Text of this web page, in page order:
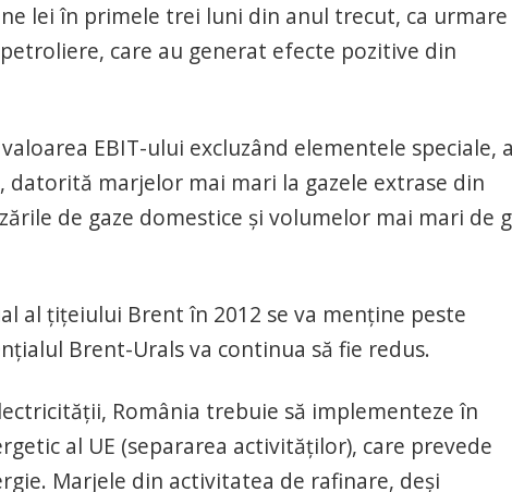
lei în primele trei luni din anul trecut, ca urmare
care au generat efecte pozitive din
EBIT-ului excluzând elementele speciale, a
marjelor mai mari la gazele extrase din
de gaze domestice şi volumelor mai mari de
al ţiţeiului Brent în 2012 se va menţine peste
Brent-Urals va continua să fie redus.
România trebuie să implementeze în
al UE (separarea activităţilor), care prevede
Marjele din activitatea de rafinare, deşi